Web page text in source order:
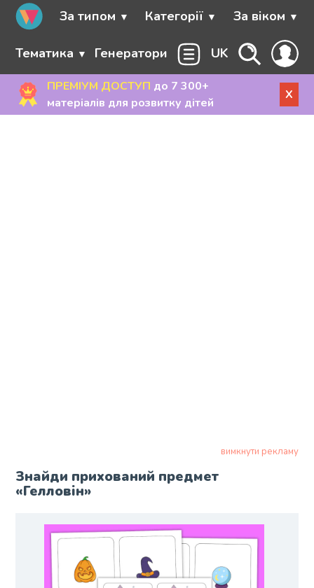
За типом Категорії За віком
Тематика Генератори UK
ПРЕМІУМ ДОСТУП до 7 300+
матеріалів для розвитку дітей
X
вимкнути рекламу
Знайди прихований предмет
«Гелловін»